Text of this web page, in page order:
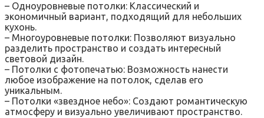
– Одноуровневые потолки: Классический и
экономичный вариант, подходящий для небольших
кухонь.
– Многоуровневые потолки: Позволяют визуально
разделить пространство и создать интересный
световой дизайн.
– Потолки с фотопечатью: Возможность нанести
любое изображение на потолок, сделав его
уникальным.
– Потолки «звездное небо»: Создают романтическую
атмосферу и визуально увеличивают пространство.